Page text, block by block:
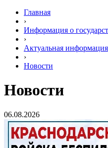
Главная
›
Информация о
›
Актуальная информация
›
Новости
Новости
06.08.2026